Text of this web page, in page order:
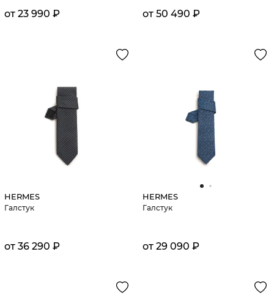
от 23 990 ₽ от 50 490 ₽
HERMES
Галстук
от 36 290 ₽
HERMES
Галстук
от 29 090 ₽